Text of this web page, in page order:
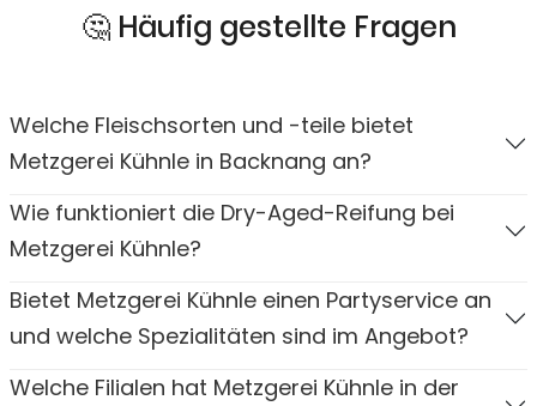
🤔 Häufig gestellte Fragen
Welche Fleischsorten und -teile bietet
Metzgerei Kühnle in Backnang an?
Wie funktioniert die Dry-Aged-Reifung bei
Metzgerei Kühnle?
Bietet Metzgerei Kühnle einen Partyservice an
und welche Spezialitäten sind im Angebot?
Welche Filialen hat Metzgerei Kühnle in der